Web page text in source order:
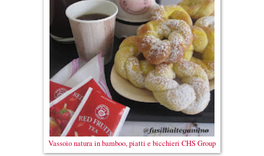
Vassoio natura in bamboo, piatti e bicchieri CHS Group